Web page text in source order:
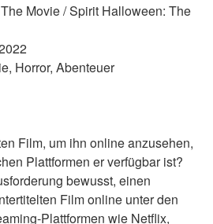
Movie / Spirit Halloween: The
Horror, Abenteuer
Film, um ihn online anzusehen,
Plattformen er verfügbar ist?
bewusst, einen
Film online unter den
Plattformen wie Netflix,